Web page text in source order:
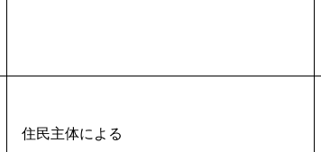
住民主体による